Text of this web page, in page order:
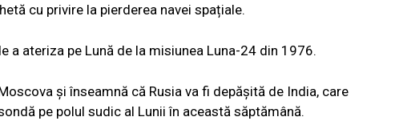
cu privire la pierderea navei spațiale.
a ateriza pe Lună de la misiunea Luna-24 din 1976.
și înseamnă că Rusia va fi depășită de India, care
pe polul sudic al Lunii în această săptămână.